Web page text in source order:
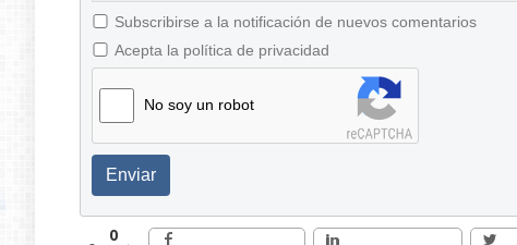
Subscribirse a la notificación de nuevos comentarios
Acepta la política de privacidad
No soy un robot
Enviar
0